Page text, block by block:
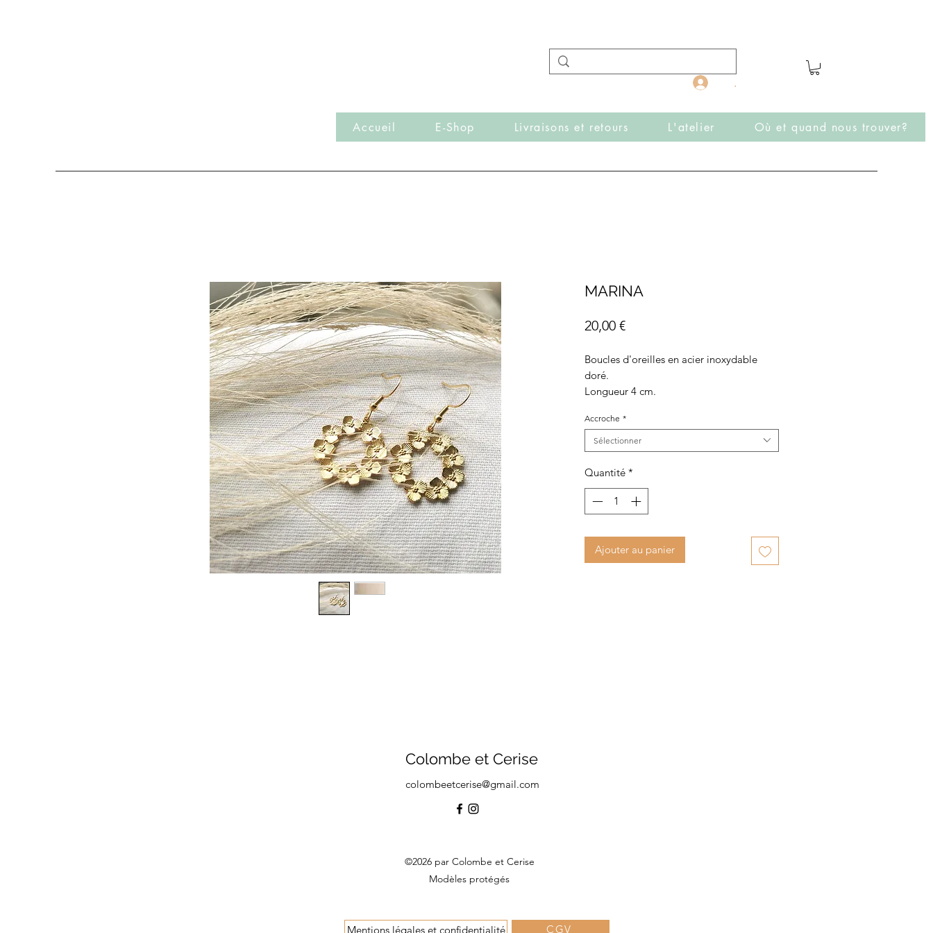
.
Accueil E-Shop Livraisons et retours L'atelier Où et quand nous trouver?
MARINA
20,00 €Prix
Boucles d'oreilles en acier inoxydable
doré.
Longueur 4 cm.
Accroche *
Sélectionner
Quantité *
Ajouter au panier
Colombe et Cerise
colombeetcerise@gmail.com
©2026 par Colombe et Cerise
Modèles protégés
Mentions légales et confidentialité CGV